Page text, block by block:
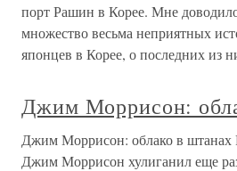
порт Рашин в Корее. Мне
множество весьма неприятных
японцев в Корее, о последних из
Джим Моррисон:
Джим Моррисон: облако в штанах
Джим Моррисон хулиганил еще